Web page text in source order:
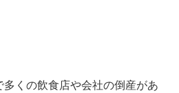
くの飲食店や会社の倒産があ